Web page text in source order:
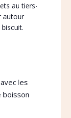
au tiers-
autour
les
boisson